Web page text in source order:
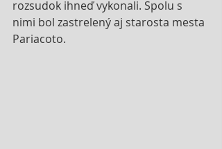
rozsudok ihneď vykonali. Spolu s
nimi bol zastrelený aj starosta mesta
Pariacoto.